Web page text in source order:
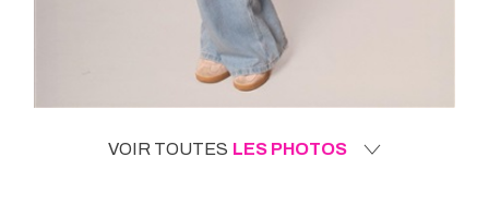
VOIR TOUTES LES PHOTOS